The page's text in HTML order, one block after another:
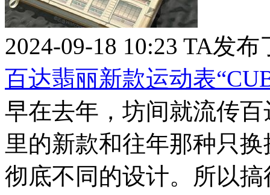
2024-09-18 10:23 TA发布
百达翡丽新款运动表
早在去年，坊间就流传
里的新款和往年那种只
彻底不同的设计。所以